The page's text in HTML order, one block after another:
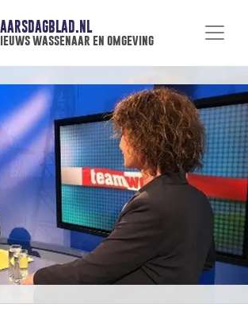
wassenaar en omgeving